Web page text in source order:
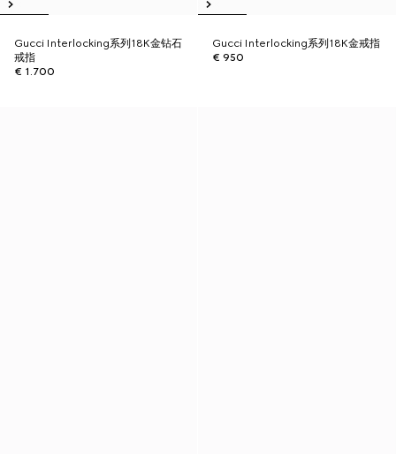
Gucci Interlocking系列18K金钻石
戒指
€ 1.700
Gucci Interlocking系列18K金戒指
€ 950